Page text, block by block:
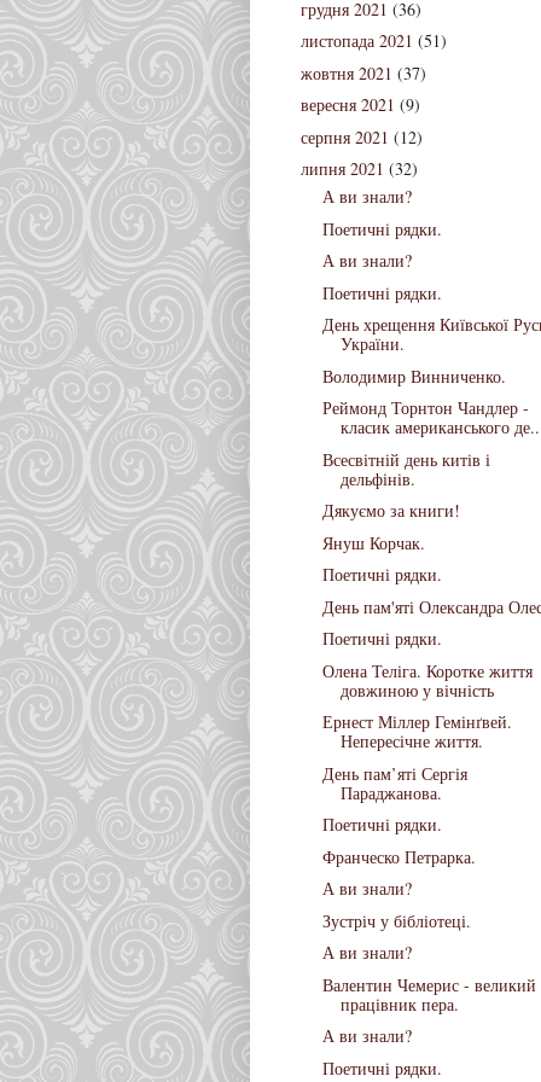
грудня 2021 (36)
листопада 2021 (51)
жовтня 2021 (37)
вересня 2021 (9)
серпня 2021 (12)
липня 2021 (32)
А ви знали?
Поетичні рядки.
А ви знали?
Поетичні рядки.
День хрещення Київської
України.
Володимир Винниченко.
Реймонд Торнтон Чандлер -
класик американського
Всесвітній день китів і
дельфінів.
Дякуємо за книги!
Януш Корчак.
Поетичні рядки.
День пам'яті Олександра
Поетичні рядки.
Олена Теліга. Коротке життя
довжиною у вічність
Ернест Міллер Гемінґвей.
Непересічне життя.
День пам’яті Сергія
Параджанова.
Поетичні рядки.
Франческо Петрарка.
А ви знали?
Зустріч у бібліотеці.
А ви знали?
Валентин Чемерис - великий
працівник пера.
А ви знали?
Поетичні рядки.